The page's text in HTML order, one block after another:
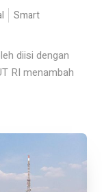
Smart
diisi dengan
RI menambah